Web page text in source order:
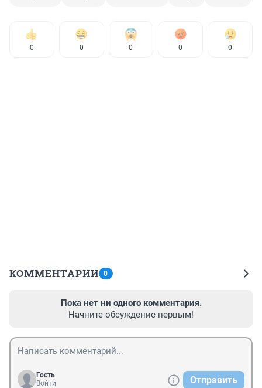
0 0 0 0 0
КОММЕНТАРИИ 0
Пока нет ни одного комментария.
Начните обсуждение первым!
Гость
Войти
Отправить